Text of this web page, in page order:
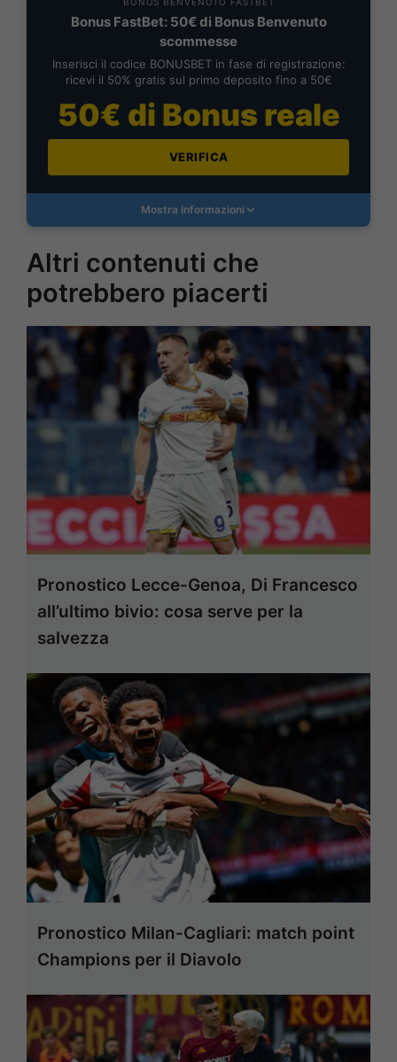
Bonus FastBet: 50€ di Bonus Benvenuto
scommesse
Inserisci il codice BONUSBET in fase di registrazione:
ricevi il 50% gratis sul primo deposito fino a 50€
50€ di Bonus reale
VERIFICA
Mostra Informazioni
Altri contenuti che
potrebbero piacerti
Pronostico Lecce-Genoa, Di Francesco
all’ultimo bivio: cosa serve per la
salvezza
Pronostico Milan-Cagliari: match point
Champions per il Diavolo